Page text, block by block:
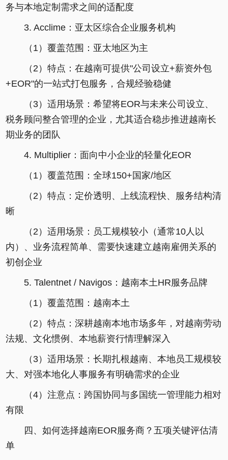
务与本地定制需求之间的适配度
3. Acclime：亚太区综合企业服务机构
（1）覆盖范围：亚太地区为主
（2）特点：在越南可提供"公司设立+薪资外包
+EOR"的一站式打包服务，合规经验稳健
（3）适用场景：希望将EOR与未来公司设立、
税务顾问整合管理的企业，尤其适合稳步推进越南长
期业务的团队
4. Multiplier：面向中小企业的轻量化EOR
（1）覆盖范围：全球150+国家/地区
（2）特点：定价透明、上线流程快、服务结构清
晰
（2）适用场景：员工规模较小（通常10人以
内）、业务流程简单、需要快速建立越南雇佣关系的
初创企业
5. Talentnet / Navigos：越南本土HR服务品牌
（1）覆盖范围：越南本土
（2）特点：深耕越南本地市场多年，对越南劳动
法规、文化惯例、本地薪资行情理解深入
（3）适用场景：长期扎根越南、本地员工规模较
大、对强本地化人事服务有明确需求的企业
（4）注意点：跨国协同与多国统一管理能力相对
有限
四、如何选择越南EOR服务商？五项关键评估清
单